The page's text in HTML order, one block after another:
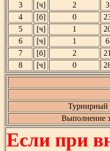
3
[ч] 2 3
4
[б] 0
5
[ч] 1
6
[ч] 1 6
7
[б] 2 21
8
[ч] 0
Турнирный
Выполнение
Если при